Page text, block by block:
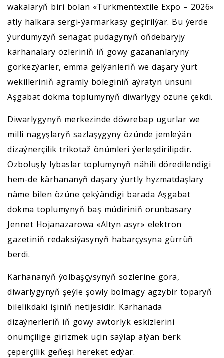
wakalaryň biri bolan «Turkmentextile Expo – 2026»
atly halkara sergi-ýarmarkasy geçirilýär. Bu ýerde
ýurdumyzyň senagat pudagynyň öňdebaryjy
kärhanalary özleriniň iň gowy gazananlaryny
görkezýärler, emma gelýänleriň we daşary ýurt
wekilleriniň agramly böleginiň aýratyn ünsüni
Aşgabat dokma toplumynyň diwarlygy özüne çekdi.
Diwarlygynyň merkezinde döwrebap ugurlar we
milli nagyşlaryň sazlaşygyny özünde jemleýän
dizaýnerçilik trikotaž önümleri ýerleşdirilipdir.
Özboluşly lybaslar toplumynyň nähili döredilendigi
hem-de kärhananyň daşary ýurtly hyzmatdaşlary
näme bilen özüne çekýändigi barada Aşgabat
dokma toplumynyň baş müdiriniň orunbasary
Jennet Hojanazarowa «Altyn asyr» elektron
gazetiniň redaksiýasynyň habarçysyna gürrüň
berdi.
Kärhananyň ýolbaşçysynyň sözlerine görä,
diwarlygynyň şeýle şowly bolmagy agzybir toparyň
bilelikdäki işiniň netijesidir. Kärhanada
dizaýnerleriň iň gowy awtorlyk eskizlerini
önümçilige girizmek üçin saýlap alýan berk
çeperçilik geňeşi hereket edýär.